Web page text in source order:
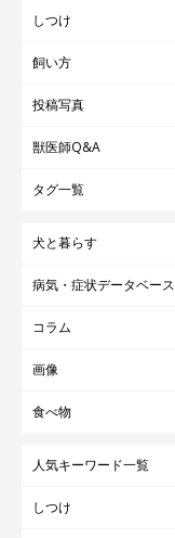
しつけ
飼い方
投稿写真
獣医師Q&A
タグ一覧
犬と暮らす
病気・症状データベース
コラム
画像
食べ物
人気キーワード一覧
しつけ